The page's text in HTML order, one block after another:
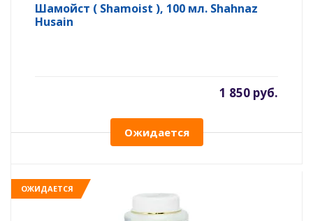
Шамойст ( Shamoist ), 100 мл. Shahnaz
Husain
1 850 руб.
Ожидается
ОЖИДАЕТСЯ